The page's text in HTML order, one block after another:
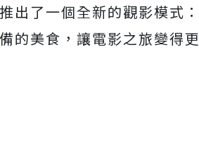
出了一個全新的觀影模式：
的美食，讓電影之旅變得更